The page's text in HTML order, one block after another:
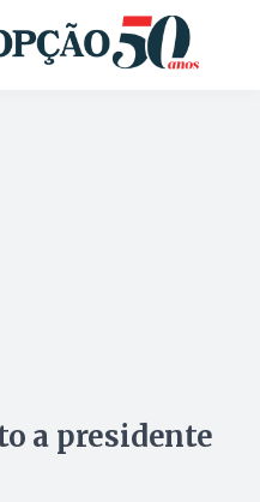
a presidente